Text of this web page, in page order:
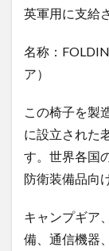
英軍用に支給
名称：
ア）
この椅子を製
に設立された
す。世界各国
防衛装備品向
キャンプギア
備、通信機器